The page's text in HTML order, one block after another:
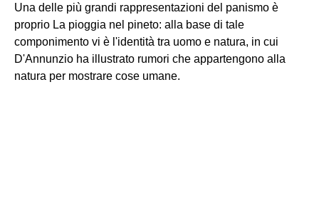
Una delle più grandi rappresentazioni del panismo è
proprio La pioggia nel pineto: alla base di tale
componimento vi è l'identità tra uomo e natura, in cui
D'Annunzio ha illustrato rumori che appartengono alla
natura per mostrare cose umane.